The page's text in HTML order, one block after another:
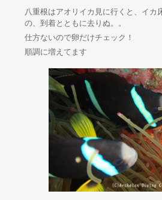
八重根はアオリイカ見に行くと、イカ
の、到着とともに去りぬ。。
仕方ないので卵だけチェック！
順調に増えてます